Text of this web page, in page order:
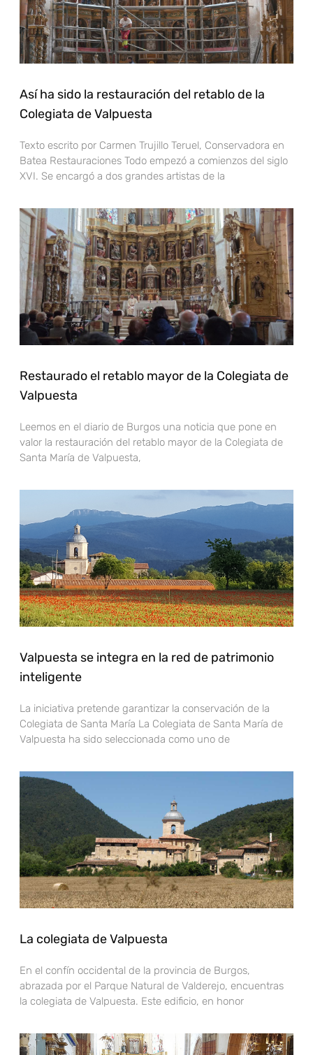
Así ha sido la restauración del retablo de la
Colegiata de Valpuesta
Texto escrito por Carmen Trujillo Teruel, Conservadora en
Batea Restauraciones Todo empezó a comienzos del siglo
XVI. Se encargó a dos grandes artistas de la
Restaurado el retablo mayor de la Colegiata de
Valpuesta
Leemos en el diario de Burgos una noticia que pone en
valor la restauración del retablo mayor de la Colegiata de
Santa María de Valpuesta,
Valpuesta se integra en la red de patrimonio
inteligente
La iniciativa pretende garantizar la conservación de la
Colegiata de Santa María La Colegiata de Santa María de
Valpuesta ha sido seleccionada como uno de
La colegiata de Valpuesta
En el confín occidental de la provincia de Burgos,
abrazada por el Parque Natural de Valderejo, encuentras
la colegiata de Valpuesta. Este edificio, en honor